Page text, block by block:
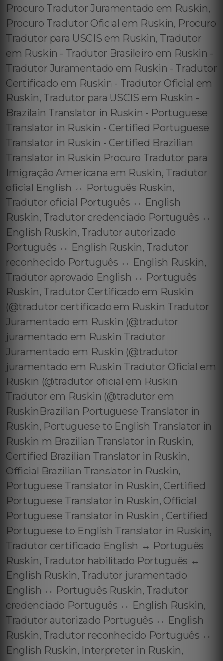
Procuro Tradutor Juramentado em Ruskin,
Procuro Tradutor Oficial em Ruskin, Procuro
Tradutor para USCIS em Ruskin, Tradutor
em Ruskin - Tradutor Brasileiro em Ruskin -
Tradutor Juramentado em Ruskin - Tradutor
Certificado em Ruskin - Tradutor Oficial em
Ruskin, Tradutor para USCIS em Ruskin -
Brazilain Translator in Ruskin - Portuguese
Translator in Ruskin - Certified Portuguese
Translator in Ruskin - Certified Brazilian
Translator in Ruskin Procuro Tradutor para
Imigração Americana em Ruskin, Tradutor
oficial English ↔️ Português Ruskin,
Tradutor oficial Português ↔️ English
Ruskin, Tradutor credenciado Português ↔️
English Ruskin, Tradutor autorizado
Português ↔️ English Ruskin, Tradutor
reconhecido Português ↔️ English Ruskin,
Tradutor aprovado English ↔️ Português
Ruskin, Tradutor Certificado em Ruskin
(@tradutor certificado em Ruskin Tradutor
Juramentado em Ruskin (@tradutor
juramentado em Ruskin Tradutor
Juramentado em Ruskin (@tradutor
juramentado em Ruskin Tradutor Oficial em
Ruskin (@tradutor oficial em Ruskin
Tradutor em Ruskin (@tradutor em
RuskinBrazilian Portuguese Translator in
Ruskin, Portuguese to English Translator in
Ruskin m Brazilian Translator in Ruskin,
Certified Brazilian Translator in Ruskin,
Official Brazilian Translator in Ruskin,
Portuguese Translator in Ruskin, Certified
Portuguese Translator in Ruskin, Official
Portuguese Translator in Ruskin , Certified
Portuguese to English Translator in Ruskin,
Tradutor certificado English ↔️ Português
Ruskin, Tradutor habilitado Português ↔️
English Ruskin, Tradutor juramentado
English ↔️ Português Ruskin, Tradutor
credenciado Português ↔️ English Ruskin,
Tradutor autorizado Português ↔️ English
Ruskin, Tradutor reconhecido Português ↔️
English Ruskin, Interpreter in Ruskin,